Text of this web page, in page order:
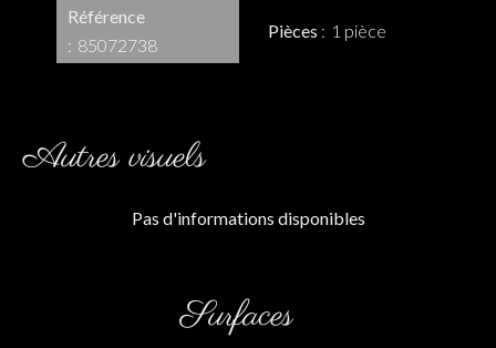
Référence
85072738
Pièces 1 pièce
Autres visuels
Pas d'informations disponibles
Surfaces